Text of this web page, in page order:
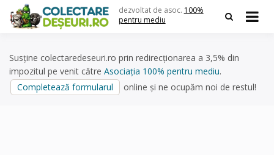
content
dezvoltat de asoc. 100%
pentru mediu
Susține colectaredeseuri.ro prin redirecționarea a 3,5% din
impozitul pe venit către Asociația 100% pentru mediu.
Completează formularul
online și ne ocupăm noi de restul!